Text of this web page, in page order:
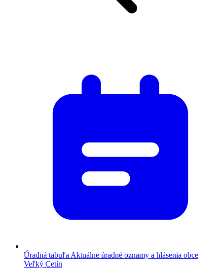
Úradná tabuľa Aktuálne úradné oznamy a hlásenia obce
Veľký Cetín